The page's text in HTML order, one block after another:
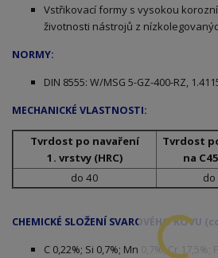
Vstřikovací formy s vysokou
životnosti nástrojů z
NORMY:
DIN 8555: W/MSG 5-GZ-400-RZ,
MECHANICKÉ VLASTNOSTI:
Tvrdost po navaření
1. vrstvy (HRC)
Tvrdost
na
do 40
do
CHEMICKÉ SLOŽENÍ SVAROVÉHO KOVU
C 0,22%; Si 0,7%; Mn 0,7%; Cr 17,5%;